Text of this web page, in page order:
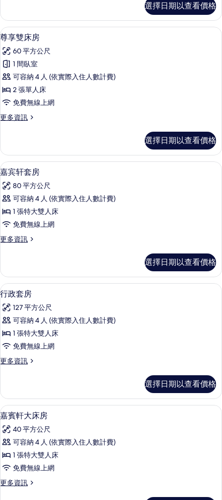
有
相
片
大
床
房
的
詳
情
選擇日期以查看價格
顯
示
尊
享
雙
床
房
的
有
相
片
迷你吧、客房內保險箱、書桌、筆電
5
尊享雙床房
60 平方公尺
1 間臥室
可容納 4 人 (依實際入住人數計費)
2 張單人床
免費無線上網
更多資訊
更
雙
床
房
詳
情
選擇日期以查看價格
顯
示
嘉
宾
轩
套
房
所
有
相
片
迷你吧、客房內保險箱、書桌、筆電
5
嘉宾轩套房
80 平方公尺
可容納 4 人 (依實際入住人數計費)
1 張特大雙人床
免費無線上網
更多資訊
更
轩
套
房
的
詳
情
選擇日期以查看價格
顯
示
行
政
套
房
的
有
相
片
行政套房 | 迷你吧、客房內保險箱、
5
行政套房
127 平方公尺
可容納 4 人 (依實際入住人數計費)
1 張特大雙人床
免費無線上網
更多資訊
更
套
房
的
情
選擇日期以查看價格
顯
示
嘉
賓
軒
大
床
迷你吧、客房內保險箱、書桌、筆電
5
嘉賓軒大床房
40 平方公尺
可容納 4 人 (依實際入住人數計費)
1 張特大雙人床
免費無線上網
更多資訊
更